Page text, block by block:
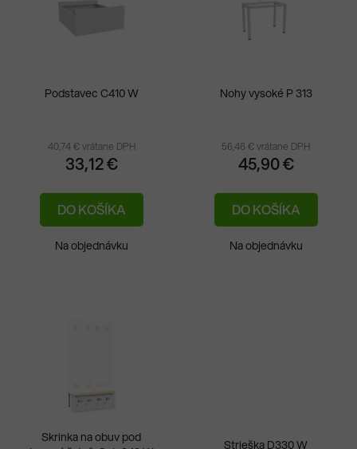
Podstavec C410 W
40,74 € vrátane DPH
33,12 €
DO KOŠÍKA
Na objednávku
Nohy vysoké P 313
56,46 € vrátane DPH
45,90 €
DO KOŠÍKA
Na objednávku
Skrinka na obuv pod
Strieška D330 W